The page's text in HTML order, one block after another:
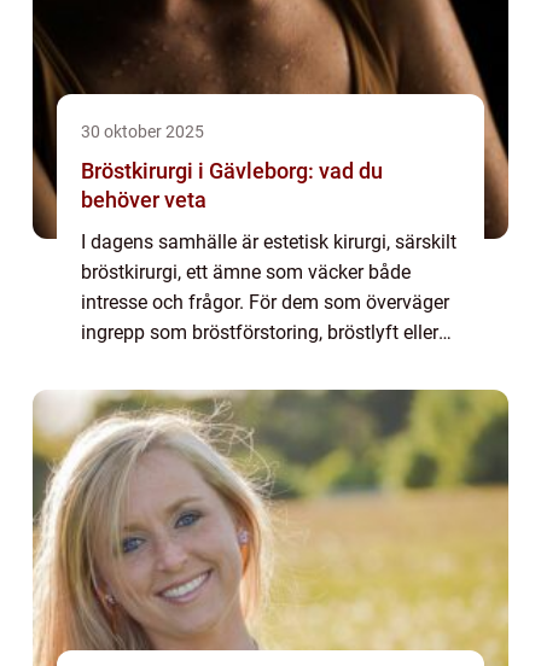
30 oktober 2025
Bröstkirurgi i Gävleborg: vad du
behöver veta
I dagens samhälle är estetisk kirurgi, särskilt
bröstkirurgi, ett ämne som väcker både
intresse och frågor. För dem som överväger
ingrepp som bröstförstoring, bröstlyft eller